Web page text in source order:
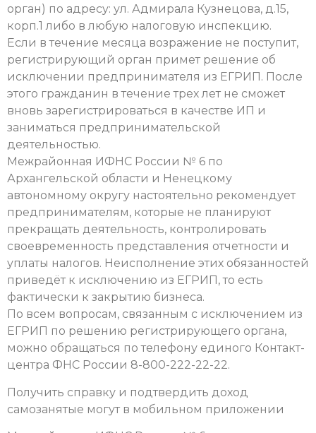
орган) по адресу: ул. Адмирала Кузнецова, д.15,
корп.1 либо в любую налоговую инспекцию.
Если в течение месяца возражение не поступит,
регистрирующий орган примет решение об
исключении предпринимателя из ЕГРИП. После
этого гражданин в течение трех лет не сможет
вновь зарегистрироваться в качестве ИП и
заниматься предпринимательской
деятельностью.
Межрайонная ИФНС России № 6 по
Архангельской области и Ненецкому
автономному округу настоятельно рекомендует
предпринимателям, которые не планируют
прекращать деятельность, контролировать
своевременность представления отчетности и
уплаты налогов. Неисполнение этих обязанностей
приведёт к исключению из ЕГРИП, то есть
фактически к закрытию бизнеса.
По всем вопросам, связанным с исключением из
ЕГРИП по решению регистрирующего органа,
можно обращаться по телефону единого Контакт-
центра ФНС России 8-800-222-22-22.
Получить справку и подтвердить доход
самозанятые могут в мобильном приложении